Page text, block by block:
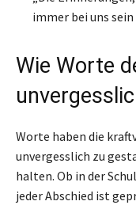
immer bei uns
Wie Worte
Worte haben die
unvergesslich zu
halten. Ob in der
jeder Abschied ist